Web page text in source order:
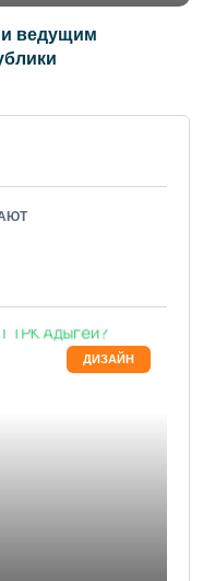
ведущим
ДИЗАЙН